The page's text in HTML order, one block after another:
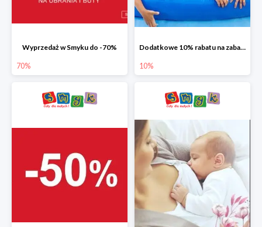
Wyprzedaż w Smyku do -70%
70%
Dodatkowe 10% rabatu na zabawki ogrodowe i baseny
10%